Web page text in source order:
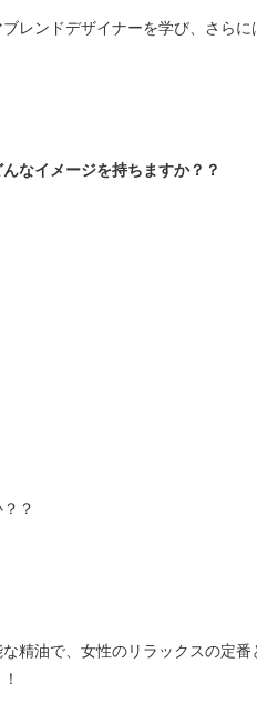
レンドデザイナーを学び、さら
なイメージを持ちますか？？
？
精油で、女性のリラックスの定